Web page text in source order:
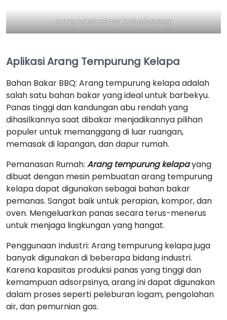
arang batok kelapa kubus/persegi
Aplikasi Arang Tempurung Kelapa
Bahan Bakar BBQ: Arang tempurung kelapa adalah
salah satu bahan bakar yang ideal untuk barbekyu.
Panas tinggi dan kandungan abu rendah yang
dihasilkannya saat dibakar menjadikannya pilihan
populer untuk memanggang di luar ruangan,
memasak di lapangan, dan dapur rumah.
Pemanasan Rumah: Arang tempurung kelapayang
dibuat dengan mesin pembuatan arang tempurung
kelapa dapat digunakan sebagai bahan bakar
pemanas. Sangat baik untuk perapian, kompor, dan
oven. Mengeluarkan panas secara terus-menerus
untuk menjaga lingkungan yang hangat.
Penggunaan Industri: Arang tempurung kelapa juga
banyak digunakan di beberapa bidang industri.
Karena kapasitas produksi panas yang tinggi dan
kemampuan adsorpsinya, arang ini dapat digunakan
dalam proses seperti peleburan logam, pengolahan
air, dan pemurnian gas.